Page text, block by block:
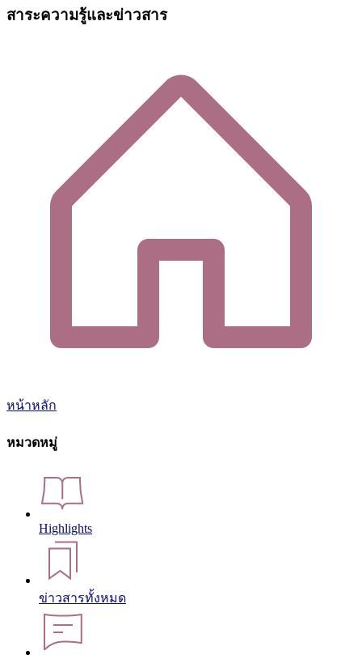
สาระความรู้และข่าวสาร
หน้าหลัก
หมวดหมู่
Highlights
ข่าวสารทั้งหมด